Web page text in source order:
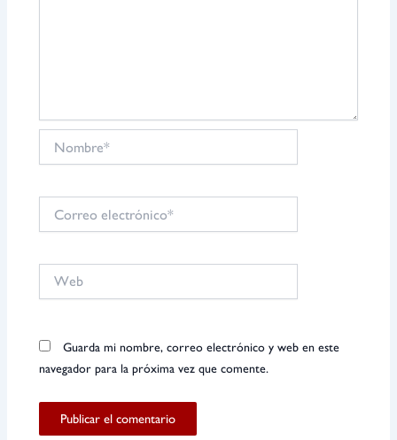
electrónico*
Guarda mi nombre, correo electrónico y web en este
navegador para la próxima vez que comente.